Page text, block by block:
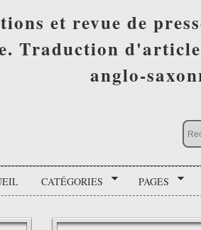
et revue de
Traduction
anglo-
CATÉGORIES PAGES